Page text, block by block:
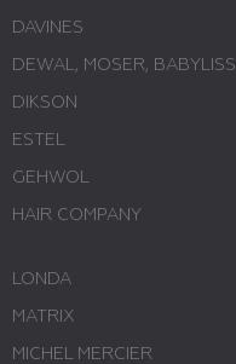
DAVINES
DEWAL, MOSER, BABYLISS
DIKSON
ESTEL
GEHWOL
HAIR COMPANY
LONDA
MATRIX
MICHEL MERCIER